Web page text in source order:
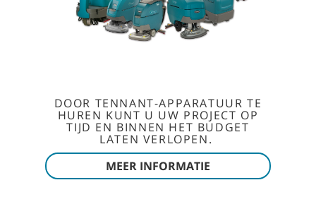
DOOR TENNANT-APPARATUUR TE
HUREN KUNT U UW PROJECT OP
TIJD EN BINNEN HET BUDGET
LATEN VERLOPEN.
MEER INFORMATIE